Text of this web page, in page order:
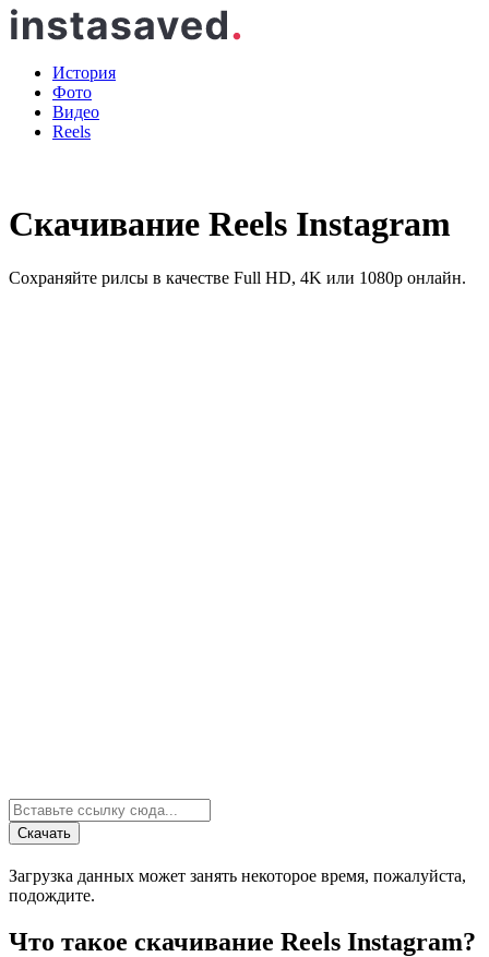
История
Фото
Видео
Reels
Скачивание Reels Instagram
Сохраняйте рилсы в качестве Full HD, 4K или 1080p онлайн.
Скачать
Загрузка данных может занять некоторое время, пожалуйста,
подождите.
Что такое скачивание Reels Instagram?